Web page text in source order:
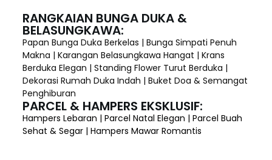
RANGKAIAN BUNGA DUKA &
BELASUNGKAWA:
Papan Bunga Duka Berkelas | Bunga Simpati Penuh
Makna | Karangan Belasungkawa Hangat | Krans
Berduka Elegan | Standing Flower Turut Berduka |
Dekorasi Rumah Duka Indah | Buket Doa & Semangat
Penghiburan
PARCEL & HAMPERS EKSKLUSIF:
Hampers Lebaran | Parcel Natal Elegan | Parcel Buah
Sehat & Segar | Hampers Mawar Romantis